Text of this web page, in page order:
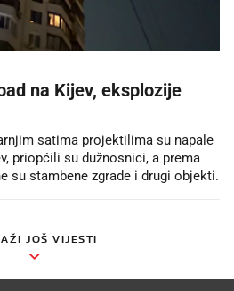
na Kijev, eksplozije
satima projektilima su napale
priopćili su dužnosnici, a prema
su stambene zgrade i drugi objekti.
JOŠ VIJESTI